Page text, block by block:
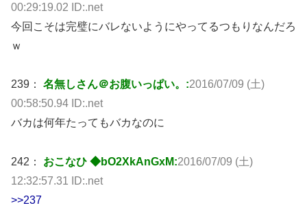
00:29:19.02 ID:.net
今回こそは完璧にバレないようにやってるつもりなんだろ
ｗ
239： 名無しさん＠お腹いっぱい。:2016/07/09 (土)
00:58:50.94 ID:.net
バカは何年たってもバカなのに
242： おこなひ ◆bO2XkAnGxM:2016/07/09 (土)
12:32:57.31 ID:.net
>>237